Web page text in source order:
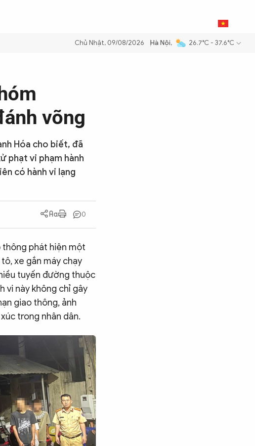
kiệm xăng dầu để đảm bảo an ninh năng lượng quốc gia Thực hiện Nghị
Chủ Nhật, 09/08/2026 Hà Nội, 26.7°C - 37.6°C
võng
Hóa cho biết, đã
phạt vi phạm hành
có hành vi lạng
0
thông phát hiện một
xe gắn máy chạy
tuyến đường thuộc
vi này không chỉ gây
giao thông, ảnh
trong nhân dân.